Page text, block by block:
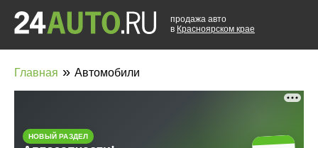
продажа авто
в Красноярском крае
Главная » Автомобили